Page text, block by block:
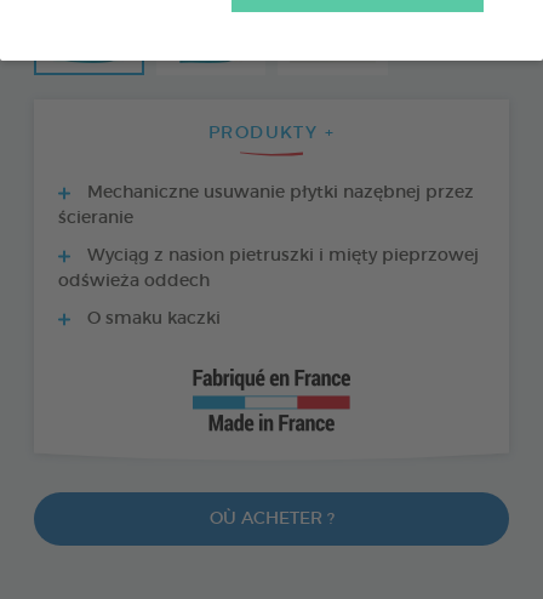
PRODUKTY +
Mechaniczne usuwanie płytki nazębnej przez
ścieranie
Wyciąg z nasion pietruszki i mięty pieprzowej
odświeża oddech
O smaku kaczki
OÙ ACHETER ?